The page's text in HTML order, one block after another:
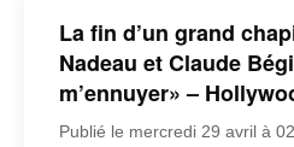
La fin d’un grand
Nadeau et Claude
m’ennuyer» –
Publié le mercredi 29 avril à